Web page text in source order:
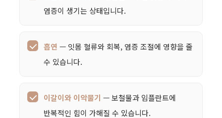
염증이 생기는 상태입니다.
흡연 — 잇몸 혈류와 회복, 염증 조절에 영향을 줄
수 있습니다.
이갈이와 이악물기 — 보철물과 임플란트에
반복적인 힘이 가해질 수 있습니다.